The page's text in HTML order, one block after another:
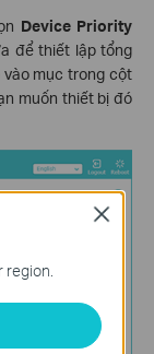
Device Priority
để thiết lập tổng
vào mục trong cột
muốn thiết bị đó
Close